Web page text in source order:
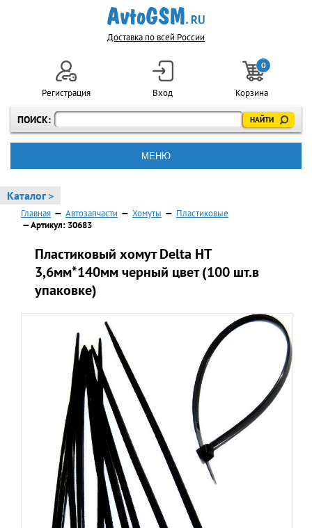
Доставка по всей России
ПОИСК:
Регистрация Вход
0
Корзина
МЕНЮ
Каталог >
Главная — Автозапчасти — Хомуты — Пластиковые
— Артикул: 30683
Пластиковый хомут Delta НТ
3,6мм*140мм черный цвет (100 шт.в
упаковке)